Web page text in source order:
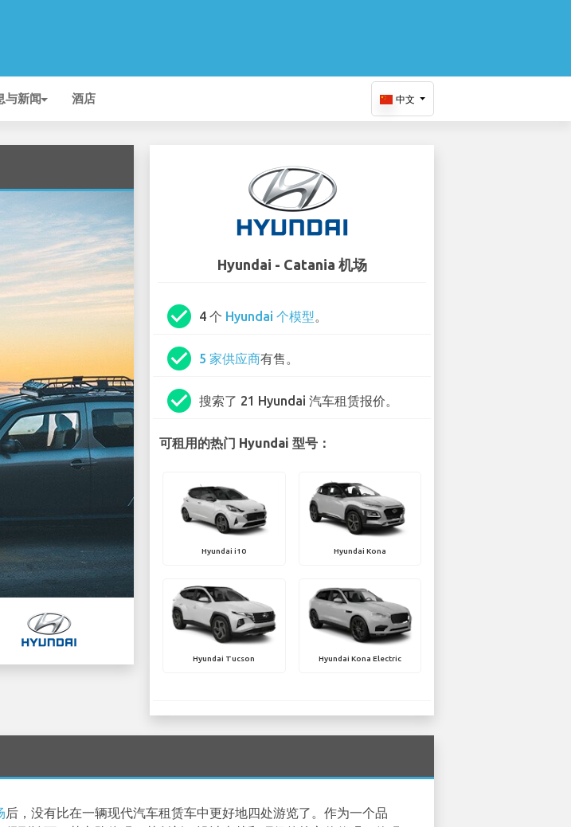
与新闻 酒店 中文
Hyundai - Catania 机场
check_circle 4 个 Hyundai 个模型。
check_circle 5 家供应商有售。
check_circle 搜索了 21 Hyundai 汽车租赁报价。
可租用的热门 Hyundai 型号：
Hyundai i10 Hyundai Kona
Hyundai Tucson Hyundai Kona Electric
后，没有比在一辆现代汽车租赁车中更好地四处游览了。作为一个品